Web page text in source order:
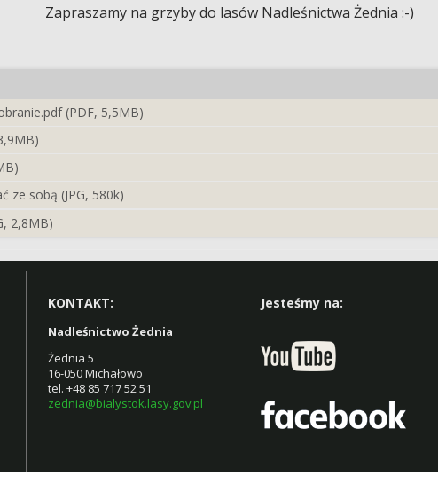
do lasów Nadleśnictwa Żednia :-)
(PDF, 5,5MB)
ze sobą (JPG, 580k)
2,8MB)
KONTAKT:
Nadleśnictwo Żednia
Żednia 5
16-050 Michałowo
tel. +48 85 717 52 51
zednia@bialystok.lasy.gov.pl
Jesteśmy na: